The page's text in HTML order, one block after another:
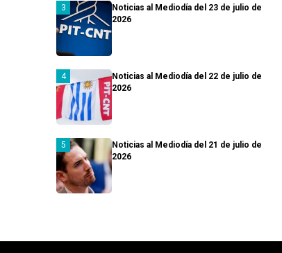
Noticias al Mediodía del 23 de julio de
2026
Noticias al Mediodía del 22 de julio de
2026
Noticias al Mediodía del 21 de julio de
2026